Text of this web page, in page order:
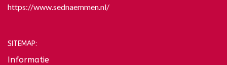
https://www.sednaemmen.nl/
SITEMAP:
Informatie